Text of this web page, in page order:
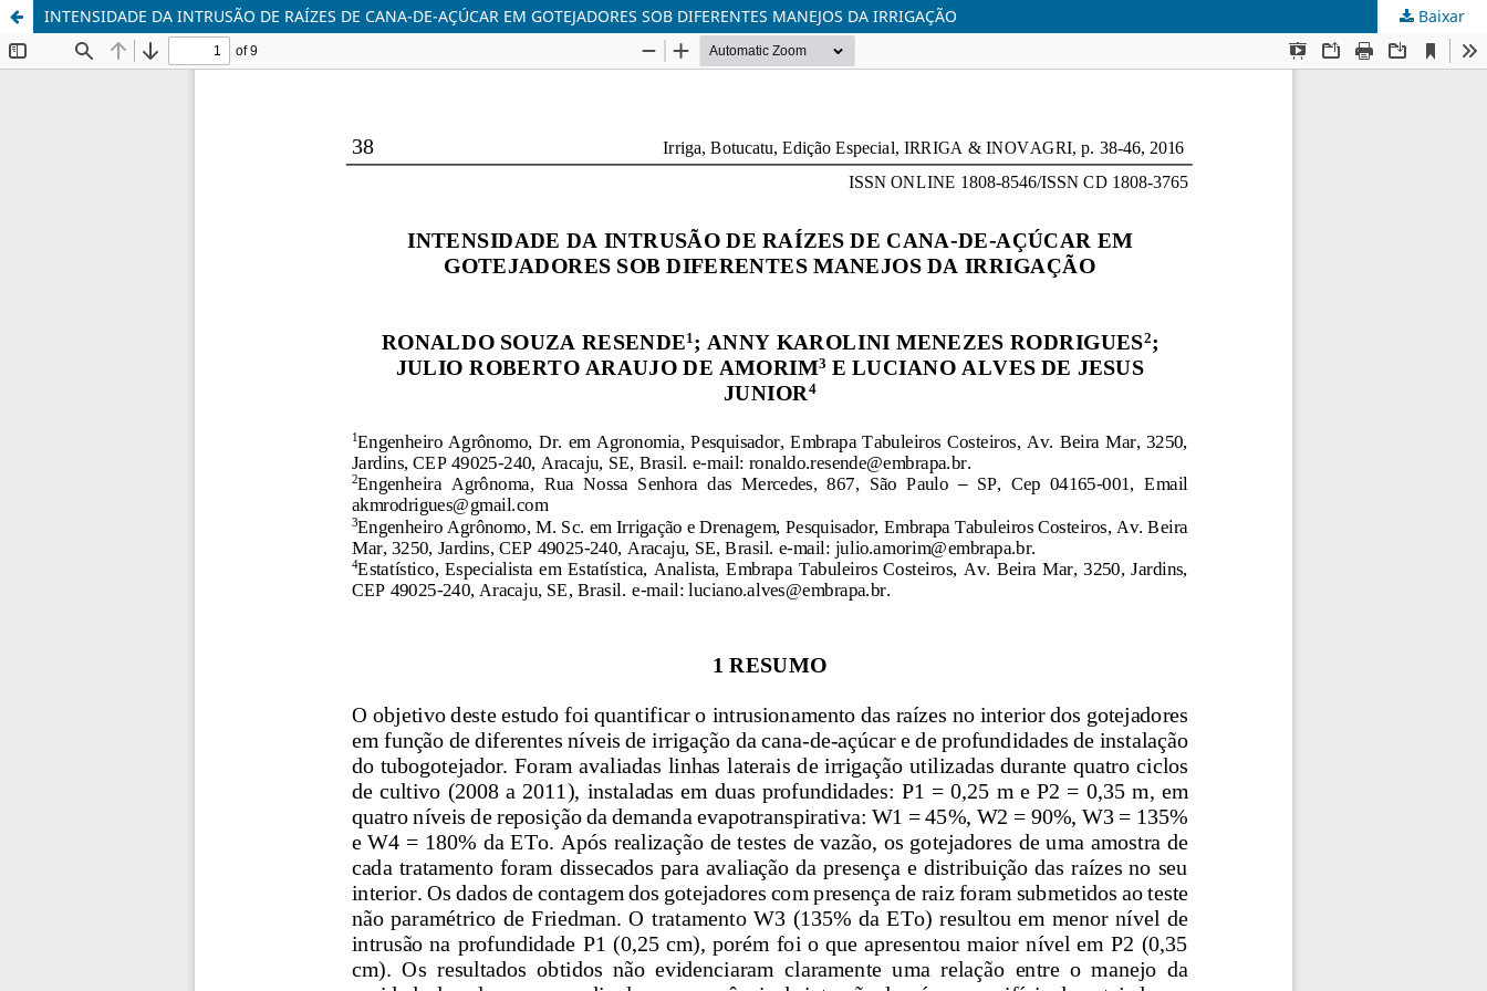
INTENSIDADE DA INTRUSÃO DE RAÍZES DE CANA-DE-AÇÚCAR EM GOTEJADORES SOB DIFERENTES MANEJOS DA IRRIGAÇÃO Baixar